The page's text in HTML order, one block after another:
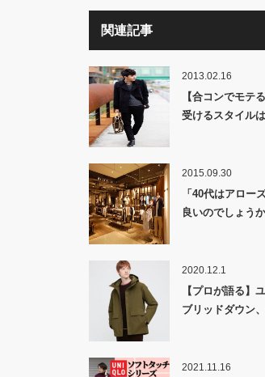
関連記事
2013.02.16
【合コンでモテ
受けるスタイル
2015.09.30
「40代はアロー
良いのでしょう
2020.12.1
【プロが語る】
ブリッドダウン
2021.11.16